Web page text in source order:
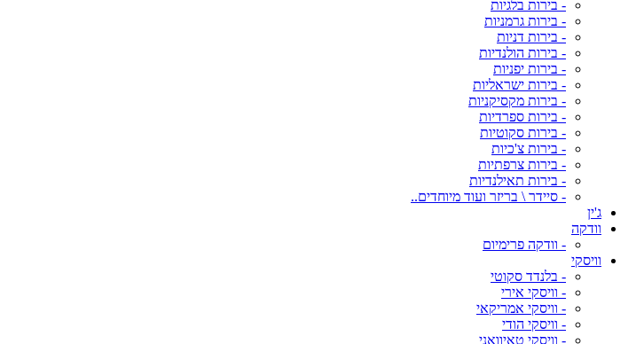
- בירות בלגיות
- בירות גרמניות
- בירות דניות
- בירות הולנדיות
- בירות יפניות
- בירות ישראליות
- בירות מקסיקניות
- בירות ספרדיות
- בירות סקוטיות
- בירות צ'כיות
- בירות צרפתיות
- בירות תאילנדיות
- סיידר \ בריזר ועוד מיוחדים..
ג'ין
וודקה
- וודקה פרימיום
וויסקי
- בלנדד סקוטי
- וויסקי אירי
- וויסקי אמריקאי
- וויסקי הודי
- וויסקי טאיוואני